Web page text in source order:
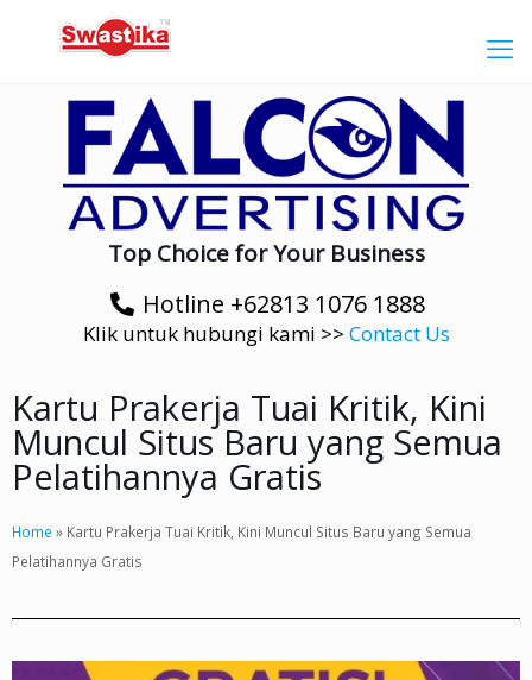
Top Choice for Your Business
Hotline +62813 1076 1888
Klik untuk hubungi kami >> Contact Us
Kartu Prakerja Tuai Kritik, Kini
Muncul Situs Baru yang Semua
Pelatihannya Gratis
Home » Kartu Prakerja Tuai Kritik, Kini Muncul Situs Baru yang Semua
Pelatihannya Gratis